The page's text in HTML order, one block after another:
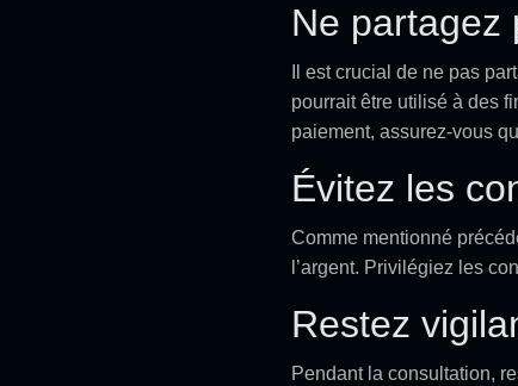
Ne partagez
Il est crucial de ne pas
pourrait être utilisé à des
paiement, assurez-vous
Évitez les
Comme mentionné
l’argent. Privilégiez les
Restez
Pendant la consultation,